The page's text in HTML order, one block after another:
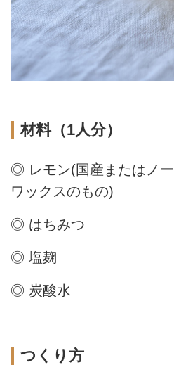
材料（1人分）
◎ レモン(国産またはノー
ワックスのもの)
◎ はちみつ
◎ 塩麹
◎ 炭酸水
つくり方